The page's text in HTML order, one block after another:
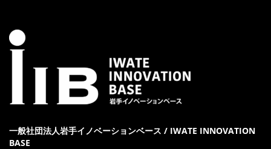
一般社団法人岩手イノベーションベース / IWATE INNOVATION
BASE